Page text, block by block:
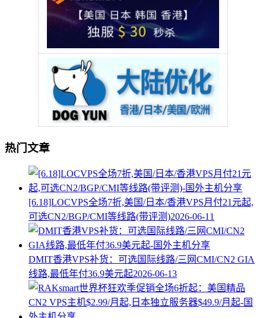
热门文章
[6.18]LOCVPS全场7折,美国/日本/香港VPS月付21元起,
可选CN2/BGP/CMI等线路(带评测)2026-06-11
DMIT香港VPS补货：可选国际线路/三网CMI/CN2 GIA
线路,最低年付36.9美元起2026-06-13